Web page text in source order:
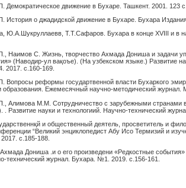
Демократическое движение в Бухаре. Ташкент. 2001. 123 с.
История о джадидской движение в Бухаре. Бухара Издания
Ю.А.Шукруллаевв, Т.Т.Сафаров. Бухара в конце XVIII и в
Наимов С. Жизнь, творчество Ахмада Дониша и задачи
(Наводир-ул вақоъе). (На узбекском языке.) Развитие
2017. с.160-169.
Вопросы реформы государтвенной власти Бухаркого
образования. Ежемесячный научно-методический журнал.
Алимова М.М. Сотрудничество с зарубежными странами
. Развитие науки и технологиий. Научно-технический
и общественный деятель, просветитель и
“Великий энциклопедист Абу Исо Термизий и
с.185-188.
Дониша .и о его произведени «Редкостные
технический журнал. Бухара. №1. 2019. с.156-161.